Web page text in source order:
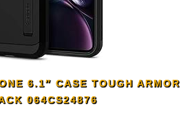
6.1″ CASE TOUGH ARMOR
064CS24876